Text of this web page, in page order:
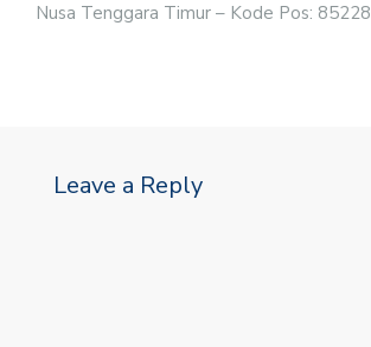
Nusa Tenggara Timur – Kode Pos: 85228
Leave a Reply